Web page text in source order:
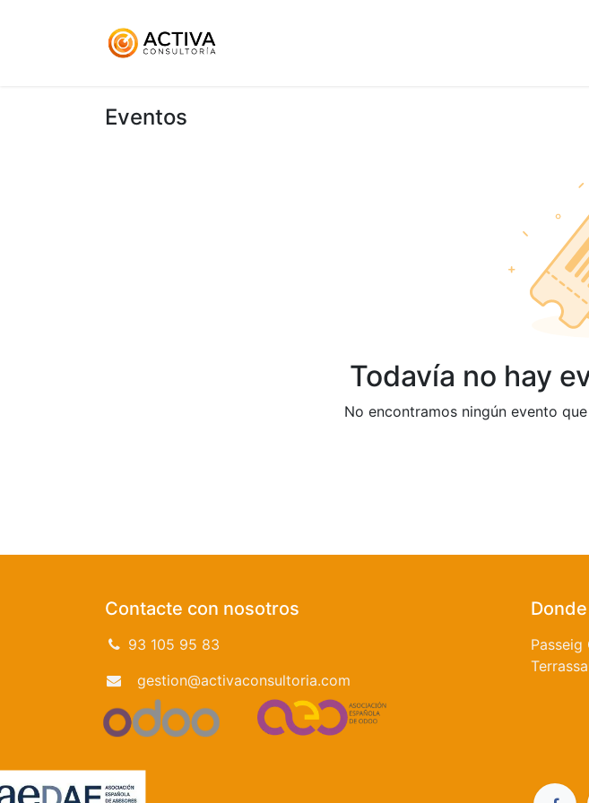
Eventos
Todavía no hay
No encontramos ningún evento
Contacte con nosotros
93 105 95 83
gestion@activaconsultoria.com